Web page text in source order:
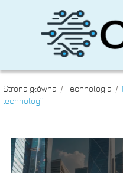
Strona główna / Technologia /
technologii